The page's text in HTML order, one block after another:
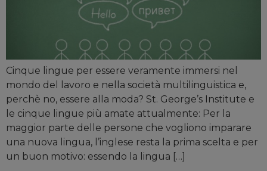
Cinque lingue per essere veramente immersi nel
mondo del lavoro e nella società multilinguistica e,
perchè no, essere alla moda? St. George’s Institute e
le cinque lingue più amate attualmente: Per la
maggior parte delle persone che vogliono imparare
una nuova lingua, l’inglese resta la prima scelta e per
un buon motivo: essendo la lingua […]